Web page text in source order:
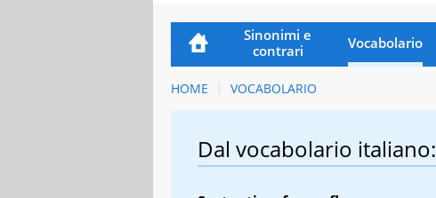
Sinonimi e
contrari
Vocabolario
HOME VOCABOLARIO
Dal vocabolario italiano: